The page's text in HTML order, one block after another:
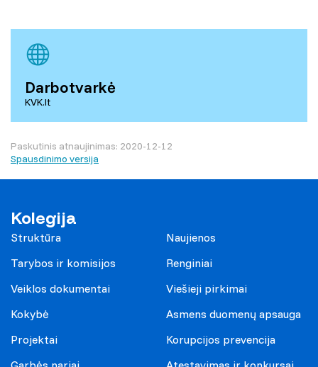
Darbotvarkė
KVK.lt
Paskutinis atnaujinimas: 2020-12-12
Spausdinimo versija
Kolegija
Struktūra
Tarybos ir komisijos
Veiklos dokumentai
Kokybė
Projektai
Naujienos
Renginiai
Viešieji pirkimai
Asmens duomenų apsauga
Korupcijos prevencija